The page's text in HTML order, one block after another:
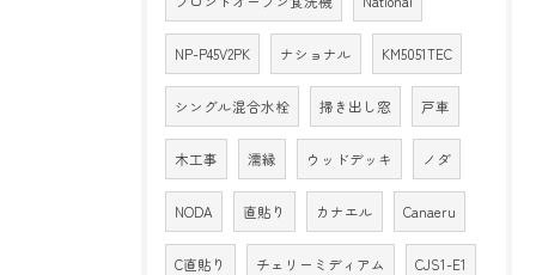
NP-P45V2PK ナショナル KM5051TEC
シングル混合水栓 掃き出し窓 戸車
木工事 濡縁 ウッドデッキ ノダ
NODA 直貼り カナエル Canaeru
C直貼り チェリーミディアム CJS1-E1